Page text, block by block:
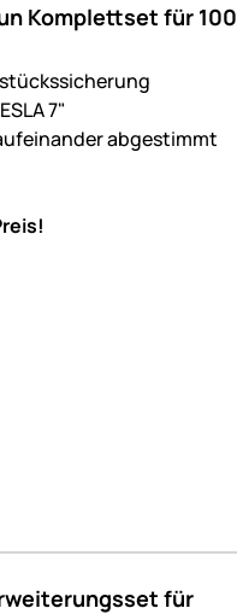
Komplettset für 100
7"
abgestimmt
für